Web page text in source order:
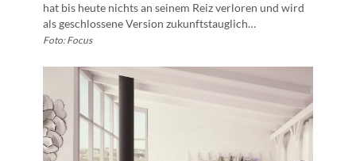
hat bis heute nichts an seinem Reiz verloren und wird
als geschlossene Version zukunftstauglich…
Foto: Focus